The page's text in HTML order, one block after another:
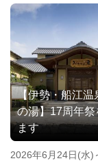
【伊勢・船江温
の湯】17周年祭
ます
2026年6月24日(水)